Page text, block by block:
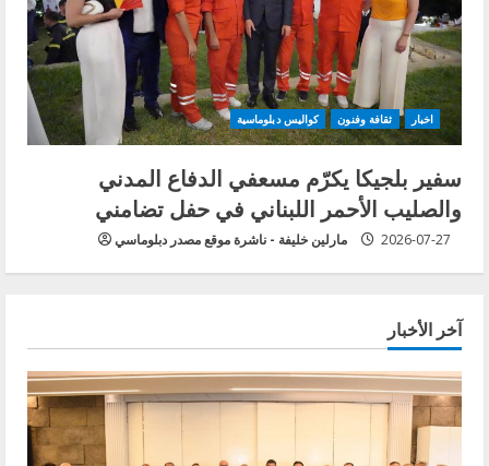
اخبار ثقافة وفنون كواليس دبلوماسية
سفير بلجيكا يكرّم مسعفي الدفاع المدني
والصليب الأحمر اللبناني في حفل تضامني
مارلين خليفة - ناشرة موقع مصدر دبلوماسي 2026-07-27
آخر الأخبار